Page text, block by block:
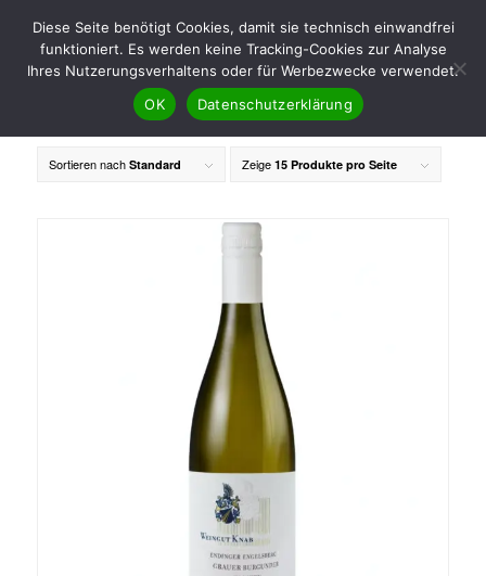
Sortieren nach Standard Zeige 15 Produkte pro Seite
Diese Seite benötigt Cookies, damit sie technisch einwandfrei
funktioniert. Es werden keine Tracking-Cookies zur Analyse
Ihres Nutzerungsverhaltens oder für Werbezwecke verwendet.
OK
Datenschutzerklärung